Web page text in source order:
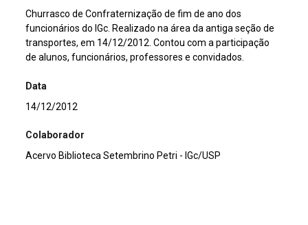
Churrasco de Confraternização de fim de ano dos
funcionários do IGc. Realizado na área da antiga seção de
transportes, em 14/12/2012. Contou com a participação
de alunos, funcionários, professores e convidados.
Data
14/12/2012
Colaborador
Acervo Biblioteca Setembrino Petri - IGc/USP